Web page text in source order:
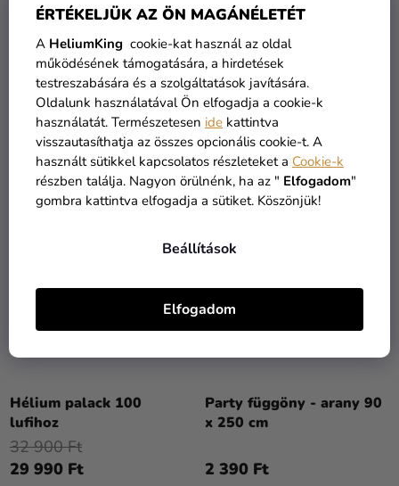
ÉRTÉKELJÜK AZ ÖN MAGÁNÉLETÉT
A HeliumKing cookie-kat használ az oldal
működésének támogatására, a hirdetések
testreszabására és a szolgáltatások javítására.
Oldalunk használatával Ön elfogadja a cookie-k
használatát. Természetesen ide kattintva
visszautasíthatja az összes opcionális cookie-t. A
használt sütikkel kapcsolatos részleteket a Cookie-k
részben találja. Nagyon örülnénk, ha az " Elfogadom"
gombra kattintva elfogadja a sütiket. Köszönjük!
Beállítások
Elfogadom
Abrosz - fehér
négyszögletes 180 x 300
4 720 Ft
KOSÁRBA
Fólia lufi - Bride to be
1 450 Ft
KOSÁRBA
Hélium palack 100
lufihoz
termék
29 990 Ft
32 900 Ft
Party függöny - arany 90
x 250 cm
2 390 Ft